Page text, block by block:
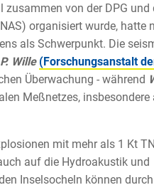
von der DPG
organisiert wurde, hatte
als Schwerpunkt. Die
Wille (Forschungsanstalt
Überwachung - während
Meßnetzes, insbesondere
mit mehr als 1 Kt
auf die Hydroakustik und
Inselsocheln können